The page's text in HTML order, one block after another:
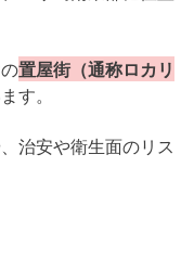
置屋街（通称ロカリ
す。
治安や衛生面のリス